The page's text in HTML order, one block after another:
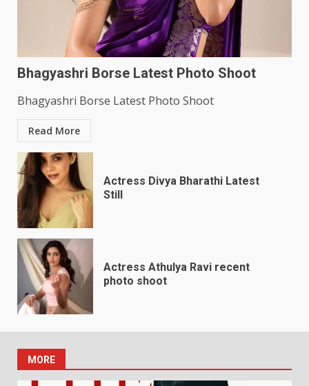
Bhagyashri Borse Latest Photo Shoot
Bhagyashri Borse Latest Photo Shoot
Read More
Actress Divya Bharathi Latest
Still
Actress Athulya Ravi recent
photo shoot
MORE